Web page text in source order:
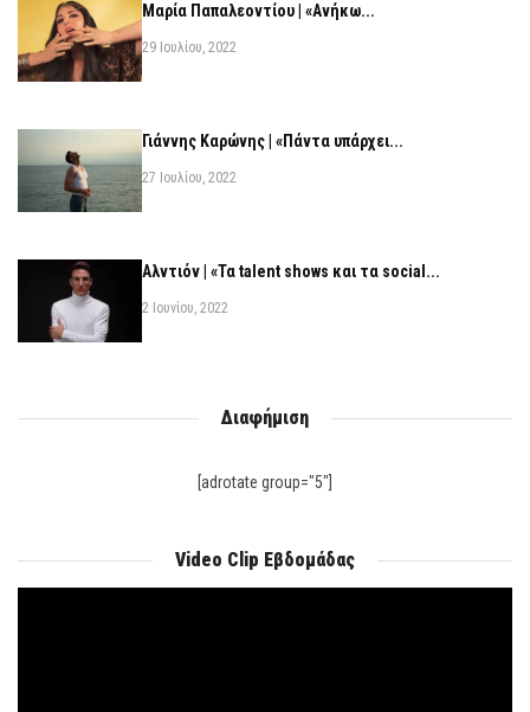
Μαρία Παπαλεοντίου | «Ανήκω...
29 Ιουλίου, 2022
Γιάννης Καρώνης | «Πάντα υπάρχει...
27 Ιουλίου, 2022
Αλντιόν | «Τα talent shows και τα social...
2 Ιουνίου, 2022
Διαφήμιση
[adrotate group="5"]
Video Clip Εβδομάδας